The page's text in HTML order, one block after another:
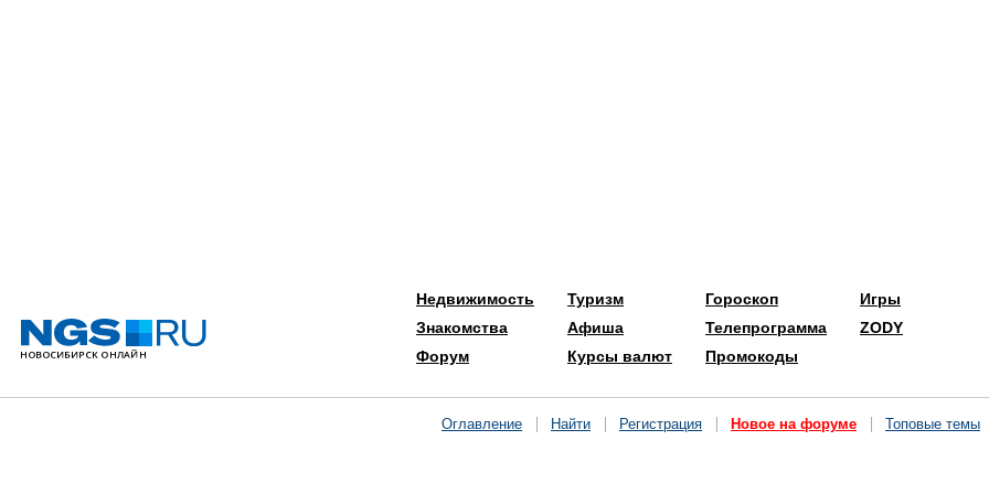
Недвижимость
Знакомства
Форум
Туризм
Афиша
Курсы валют
Гороскоп
Телепрограмма
Промокоды
Игры
ZODY
Оглавление Найти Регистрация Новое на форуме Топовые темы